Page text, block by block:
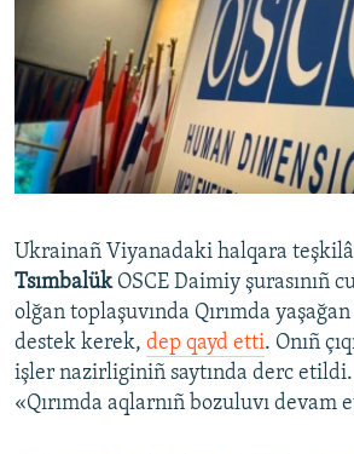
BLOGLAR
FİKİR
Русский
Українською
QOŞULIÑIZ!
RFE/RS bütün saytları
Ukrainañ Viyanadaki halqara
TsımbalükOSCE Daimiy şurasınıñ
olğan toplaşuvında Qırımda
destek kerek, dep qayd etti. Onıñ
işler nazirliginiñ saytında derc
«Qırımda aqlarnıñ bozuluvı devam